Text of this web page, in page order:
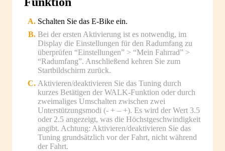
Schalten Sie das E-Bike ein.
Bei der ersten Aktivierung ist es notwendig, im
Display die Einstellungen für den Radumfang zu
überprüfen “Einstellungen” > “Mein Fahrrad” >
“Radumfang”. Anschließend kehren Sie zum
Startbildschirm zurück.
Aktivieren/deaktivieren Sie das Tuning durch
kurzes Betätigen der WALK-Funktion oder durch
zweimaliges Umschalten zwischen zwei
Unterstützungsmodi (- + – +). Es wird der Wert 3.5
oder 2.5 angezeigt, was die Höchstgeschwindigkeit
angibt. Achtung: Aktivieren/deaktivieren Sie das
Tuning grundsätzlich vor der Fahrt, nicht während
der Fahrt.